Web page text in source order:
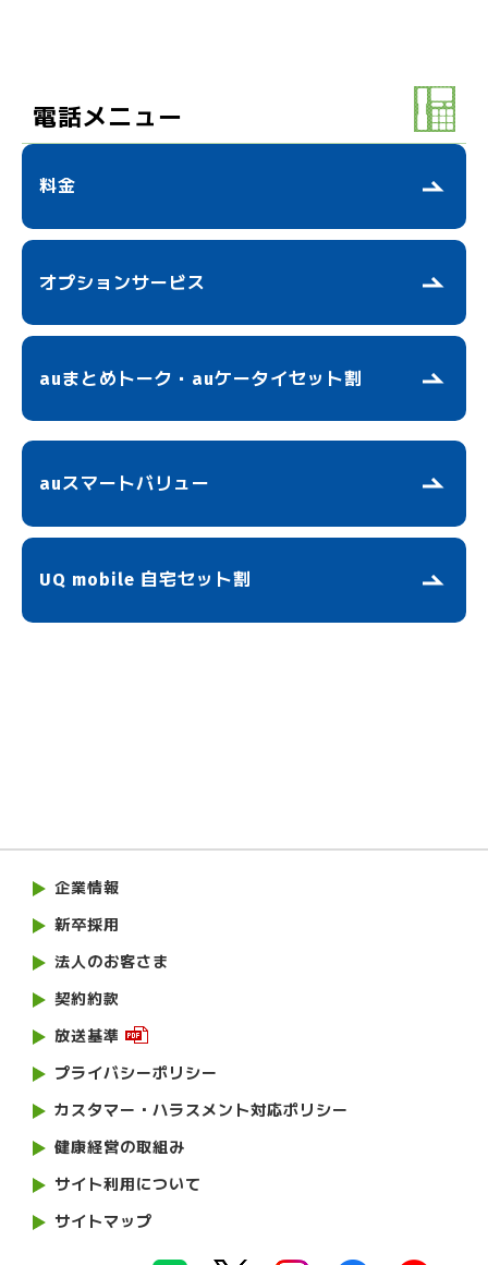
電話メニュー
料金
オプションサービス
auまとめトーク・auケータイセット割
auスマートバリュー
UQ mobile 自宅セット割
企業情報
新卒採用
法人のお客さま
契約約款
放送基準
プライバシーポリシー
カスタマー・ハラスメント対応ポリシー
健康経営の取組み
サイト利用について
サイトマップ